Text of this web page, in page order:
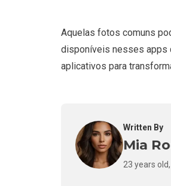
Aquelas fotos comuns
disponíveis nesses apps
aplicativos para
Written By
Mia
23 years